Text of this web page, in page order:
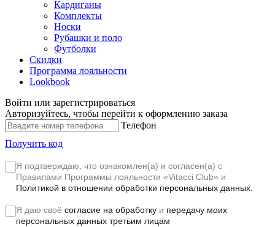
Кардиганы
Комплекты
Носки
Рубашки и поло
Футболки
Скидки
Программа лояльности
Lookbook
Войти или зарегистрироваться
Авторизуйтесь, чтобы перейти к оформлению заказа
Телефон
Получить код
Я подтверждаю, что ознакомлен(а) и согласен(а) с
Правилами Программы лояльности «Vitacci Club» и
Политикой в отношении обработки персональных данных.
Я даю своё согласие на обработку и передачу моих
персональных данных третьим лицам